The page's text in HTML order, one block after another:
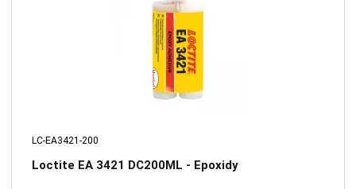
LC-EA3421-200
Loctite EA 3421 DC200ML - Epoxidy